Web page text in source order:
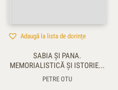
Adaugă la lista de dorințe
SABIA ŞI PANA.
MEMORIALISTICĂ ŞI ISTORIE...
PETRE OTU